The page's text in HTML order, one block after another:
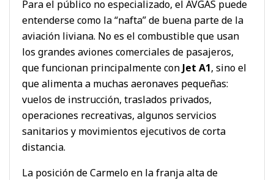
Para el público no especializado, el AVGAS puede
entenderse como la “nafta” de buena parte de la
aviación liviana. No es el combustible que usan
los grandes aviones comerciales de pasajeros,
que funcionan principalmente con Jet A1, sino el
que alimenta a muchas aeronaves pequeñas:
vuelos de instrucción, traslados privados,
operaciones recreativas, algunos servicios
sanitarios y movimientos ejecutivos de corta
distancia.
La posición de Carmelo en la franja alta de